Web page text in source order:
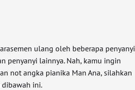
ulang oleh beberapa penyanyi
penyanyi lainnya. Nah, kamu ingin
not angka pianika Man Ana, silahkan
ini.